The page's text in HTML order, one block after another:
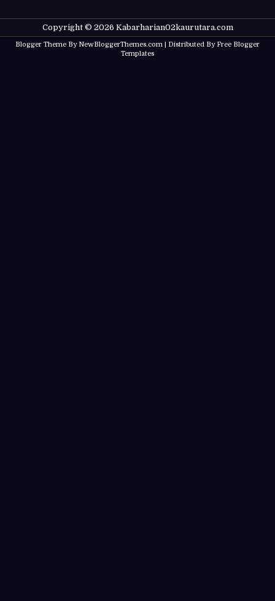
Copyright © 2026 Kabarharian02kaurutara.com
Blogger Theme By NewBloggerThemes.com | Distributed ByFree Blogger
Templates